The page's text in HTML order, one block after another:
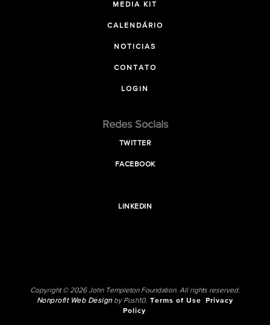
MEDIA KIT
CALENDÁRIO
NOTICIAS
CONTATO
LOGIN
Redes Sociais
TWITTER
FACEBOOK
LINKEDIN
Copyright © 2026 John Templeton Foundation. All rights reserved.
Nonprofit Web Designby Push10. Terms of Use
Privacy
Policy